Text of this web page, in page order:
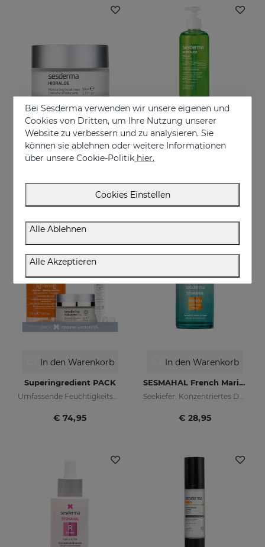
In den Warenkorb
HIDRALOE Moisturizing Facial Cream
In den Warenkorb
ONLINE EXKLUSIV
In den Warenkorb
Superingredient PACK
Umfassende Feuchtigkeitspflege, Leuchtkraft und Anti-Ageing-Kur.
€ 74,95
In den Warenkorb
SESMAHAL French Maritime Pine
Seekiefer. Konzentriertes Depigmentierserum
€ 28,95
Bei Sesderma verwenden wir unsere eigenen und
Cookies von Dritten, um Ihre Nutzung unserer
Website zu verbessern und zu analysieren. Sie
können sie ablehnen oder weitere Informationen
über unsere Cookie-Politik hier.
Cookies Einstellen
Alle Ablehnen
Alle Akzeptieren